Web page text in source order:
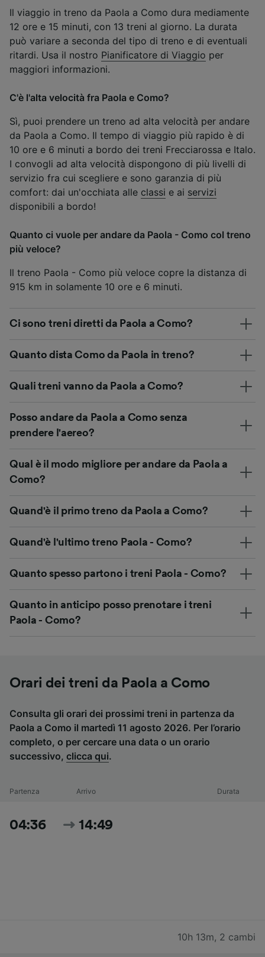
Il viaggio in treno da Paola a Como dura mediamente
12 ore e 15 minuti, con 13 treni al giorno. La durata
può variare a seconda del tipo di treno e di eventuali
ritardi. Usa il nostro Pianificatore di Viaggio per
maggiori informazioni.
C'è l'alta velocità fra Paola e Como?
Sì, puoi prendere un treno ad alta velocità per andare
da Paola a Como. Il tempo di viaggio più rapido è di
10 ore e 6 minuti a bordo dei treni Frecciarossa e Italo.
I convogli ad alta velocità dispongono di più livelli di
servizio fra cui scegliere e sono garanzia di più
comfort: dai un'occhiata alle classi e ai servizi
disponibili a bordo!
Quanto ci vuole per andare da Paola - Como col treno
più veloce?
Il treno Paola - Como più veloce copre la distanza di
915 km in solamente 10 ore e 6 minuti.
Ci sono treni diretti da Paola a Como?
Quanto dista Como da Paola in treno?
Quali treni vanno da Paola a Como?
Posso andare da Paola a Como senza
prendere l'aereo?
Qual è il modo migliore per andare da Paola a
Como?
Quand'è il primo treno da Paola a Como?
Quand'è l'ultimo treno Paola - Como?
Quanto spesso partono i treni Paola - Como?
Quanto in anticipo posso prenotare i treni
Paola - Como?
Orari dei treni da Paola a Como
Consulta gli orari dei prossimi treni in partenza da
Paola a Como il martedì 11 agosto 2026. Per l’orario
completo, o per cercare una data o un orario
successivo, clicca qui.
Partenza Arrivo Durata
04:36 14:49
10h 13m, 2 cambi